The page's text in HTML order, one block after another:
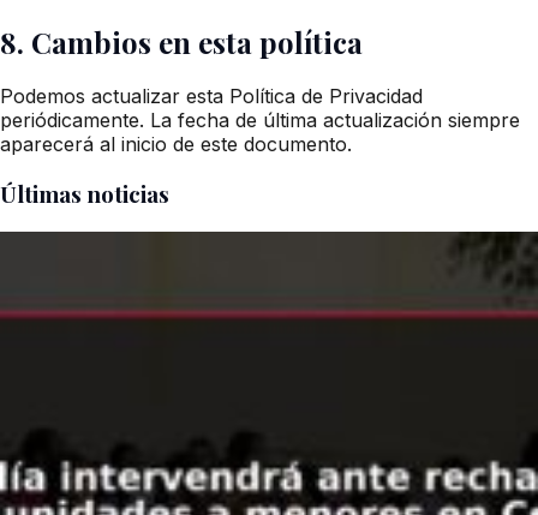
8. Cambios en esta política
Podemos actualizar esta Política de Privacidad
periódicamente. La fecha de última actualización siempre
aparecerá al inicio de este documento.
Últimas noticias